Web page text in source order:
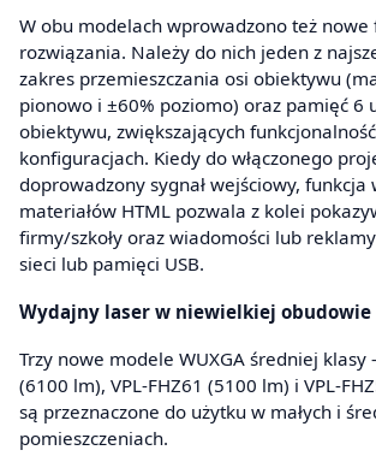
W obu modelach wprowadzono też nowe
rozwiązania. Należy do nich jeden z
zakres przemieszczania osi obiektywu
pionowo i ±60% poziomo) oraz pamięć 6
obiektywu, zwiększających
konfiguracjach. Kiedy do włączonego
doprowadzony sygnał wejściowy, funkcja
materiałów HTML pozwala z kolei
firmy/szkoły oraz wiadomości lub
sieci lub pamięci USB.
Wydajny laser w niewielkiej obudowie
Trzy nowe modele WUXGA średniej klasy
(6100 lm), VPL-FHZ61 (5100 lm) i VPL-
są przeznaczone do użytku w małych i
pomieszczeniach.